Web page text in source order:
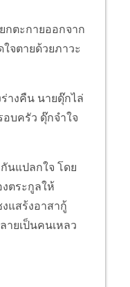
กตะกายออกจาก
จตายด้วยภาวะ
งคืน นายดุ๊กไล่
บครัว ดุ๊กจำใจ
แปลกใจ โดย
ตระกูลให้
แสร้งอาสากู้
ยเป็นคนเหลว